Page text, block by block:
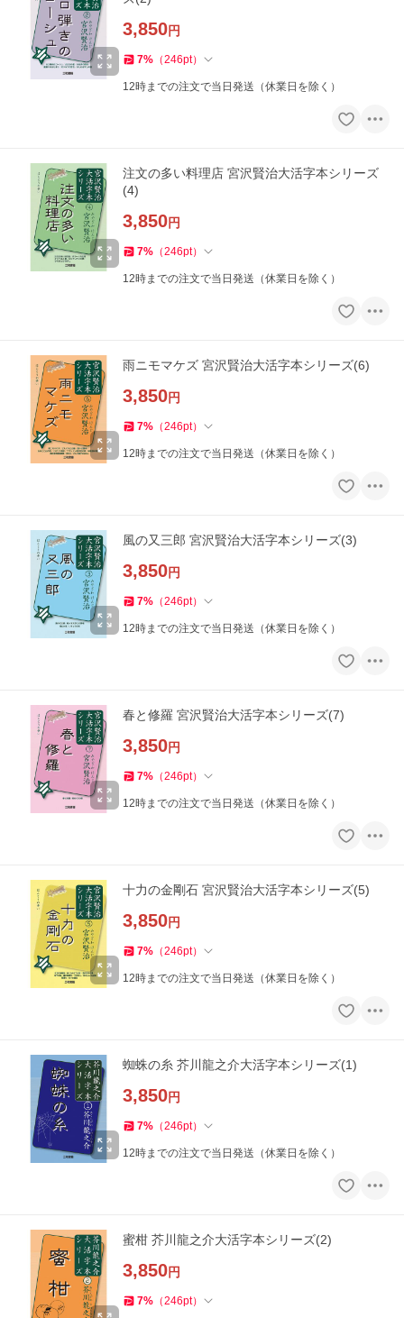
3,850円
7% （246pt）
12時までの注文で当日発送（休業日を除く）
注文の多い料理店 宮沢賢治大活字本シリーズ
(4)
3,850円
7% （246pt）
12時までの注文で当日発送（休業日を除く）
雨ニモマケズ 宮沢賢治大活字本シリーズ(6)
3,850円
7% （246pt）
12時までの注文で当日発送（休業日を除く）
風の又三郎 宮沢賢治大活字本シリーズ(3)
3,850円
7% （246pt）
12時までの注文で当日発送（休業日を除く）
春と修羅 宮沢賢治大活字本シリーズ(7)
3,850円
7% （246pt）
12時までの注文で当日発送（休業日を除く）
十力の金剛石 宮沢賢治大活字本シリーズ(5)
3,850円
7% （246pt）
12時までの注文で当日発送（休業日を除く）
蜘蛛の糸 芥川龍之介大活字本シリーズ(1)
3,850円
7% （246pt）
12時までの注文で当日発送（休業日を除く）
蜜柑 芥川龍之介大活字本シリーズ(2)
3,850円
7% （246pt）